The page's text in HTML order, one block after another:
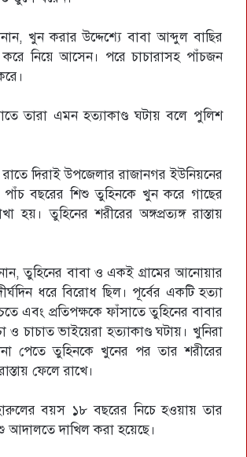
খুন করার উদ্দেশ্যে বাবা আব্দুল বাছির
নিয়ে আসেন। পরে চাচারাসহ পাঁচজন
তারা এমন হত্যাকাণ্ড ঘটায় বলে পুলিশ
দিরাই উপজেলার রাজানগর ইউনিয়নের
পাঁচ বছরের শিশু তুহিনকে খুন করে গাছের
হয়। তুহিনের শরীরের অঙ্গপ্রত‌্যঙ্গ রাস্তায়
তুহিনের বাবা ও একই গ্রামের আনোয়ার
ধরে বিরোধ ছিল। পূর্বের একটি হত্যা
এবং প্রতিপক্ষকে ফাঁসাতে তুহিনের বাবার
ও চাচাত ভাইয়েরা হত্যাকাণ্ড ঘটায়। খুনিরা
পেতে তুহিনকে খুনের পর তার শরীরের
ফেলে রাখে।
বয়স ১৮ বছরের নিচে হওয়ায় তার
আদালতে দাখিল করা হয়েছে।